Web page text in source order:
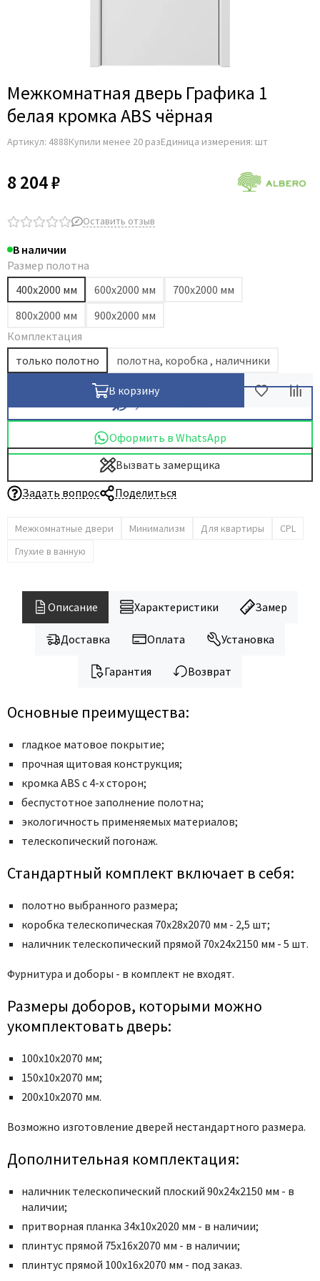
Межкомнатная дверь Графика 1
белая кромка ABS чёрная
Артикул: 4888Купили менее 20 разЕдиница измерения: шт
8 204 ₽
Оставить отзыв
В наличии
Размер полотна
400х2000 мм
600х2000 мм
700х2000 мм
800х2000 мм
900х2000 мм
Комплектация
только полотно
полотна, коробка , наличники
В корзину
Оформить в WhatsApp
Вызвать замерщика
Задать вопрос
Поделиться
Межкомнатные двери Минимализм Для квартиры
CPL
Глухие в ванную
Описание Характеристики Замер
Доставка Оплата Установка
Гарантия Возврат
Основные преимущества:
гладкое матовое покрытие;
прочная щитовая конструкция;
кромка ABS с 4-х сторон;
беcпустотное заполнение полотна;
экологичность применяемых материалов;
телескопический погонаж.
Стандартный комплект включает в себя:
полотно выбранного размера;
коробка телескопическая 70x28x2070 мм - 2,5 шт;
наличник телескопический прямой 70x24x2150 мм - 5 шт.
Фурнитура и доборы - в комплект не входят.
Размеры доборов, которыми можно
укомплектовать дверь:
100х10х2070 мм;
150х10х2070 мм;
200х10х2070 мм.
Возможно изготовление дверей нестандартного размера.
Дополнительная комплектация:
наличник телескопический плоский 90х24х2150 мм - в
наличии;
притворная планка 34х10х2020 мм - в наличии;
плинтус прямой 75х16х2070 мм - в наличии;
плинтус прямой 100х16х2070 мм - под заказ.